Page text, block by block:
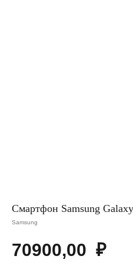
Смартфон Samsung
Samsung
70900,00 ₽